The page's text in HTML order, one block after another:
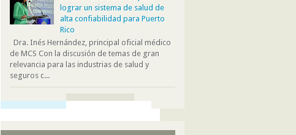
lograr un sistema de salud de
alta confiabilidad para Puerto
Rico
Dra. Inés Hernández, principal oficial médico
de MCS Con la discusión de temas de gran
relevancia para las industrias de salud y
seguros c...